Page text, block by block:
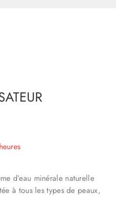
d’eau minérale naturelle
à tous les types de peaux,